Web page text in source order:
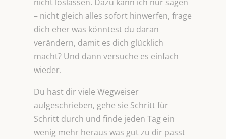
– nicht gleich alles sofort hinwerfen, frage
dich eher was könntest du daran
verändern, damit es dich glücklich
macht? Und dann versuche es einfach
wieder.
Du hast dir viele Wegweiser
aufgeschrieben, gehe sie Schritt für
Schritt durch und finde jeden Tag ein
wenig mehr heraus was gut zu dir passt